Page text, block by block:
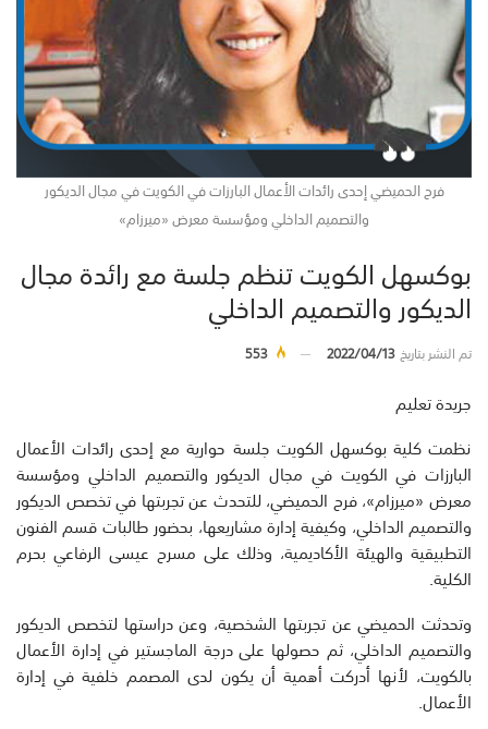
فرح الحميضي إحدى رائدات الأعمال البارزات في الكويت في مجال الديكور
والتصميم الداخلي ومؤسسة معرض «ميرزام»
بوكسهل الكويت تنظم جلسة مع رائدة مجال
الديكور والتصميم الداخلي
تم النشر بتاريخ2022/04/13
553
جريدة تعليم
نظمت كلية بوكسهل الكويت جلسة حوارية مع إحدى رائدات الأعمال
البارزات في الكويت في مجال الديكور والتصميم الداخلي ومؤسسة
معرض «ميرزام»، فرح الحميضي، للتحدث عن تجربتها في تخصص الديكور
والتصميم الداخلي، وكيفية إدارة مشاريعها، بحضور طالبات قسم الفنون
التطبيقية والهيئة الأكاديمية، وذلك على مسرح عيسى الرفاعي بحرم
الكلية.
وتحدثت الحميضي عن تجربتها الشخصية، وعن دراستها لتخصص الديكور
والتصميم الداخلي، ثم حصولها على درجة الماجستير في إدارة الأعمال
بالكويت، لأنها أدركت أهمية أن يكون لدى المصمم خلفية في إدارة
الأعمال.